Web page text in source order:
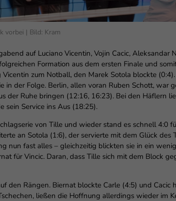
vorbei | Bild: Kram
auf Luciano Vicentin, Vojin Cacic,
Formation aus dem ersten Finale und
zum Notball, den Marek Sotola blockte
in der Folge. Berlin, allen voran Ruben Schott, war
der Ruhe bringen (12:16, 16:23). Bei den Häflern
sein Service ins Aus (18:25).
von Tille und wieder stand es schnell 4:0
an Sotola (1:6), der servierte mit dem Glück
nun fast alles – gleichzeitig blickten sie in ein
für Vincic. Daran, dass Tille sich mit dem Block
den Rängen. Biernat blockte Carle (4:5) und
ließen die Hoffnung allerdings wieder im